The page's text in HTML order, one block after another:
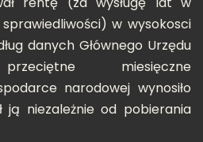
w wysokosci
danych Głównego Urzędu
miesięczne
narodowej wynosiło
ją niezależnie od pobierania